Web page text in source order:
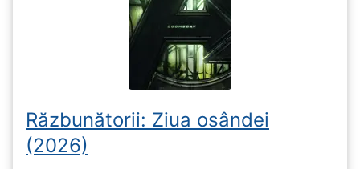
Răzbunătorii: Ziua osândei
(2026)